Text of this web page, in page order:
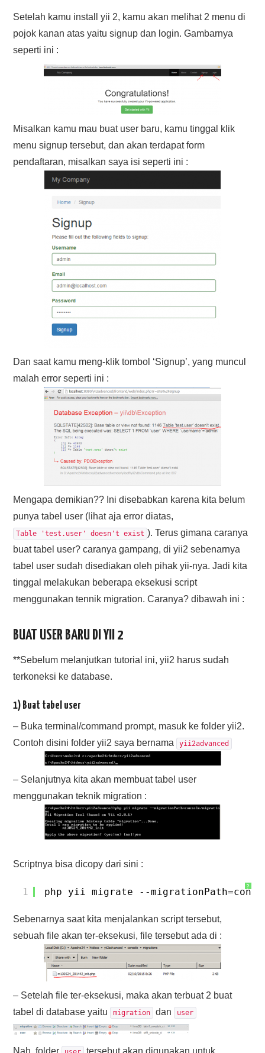
Setelah kamu install yii 2, kamu akan melihat 2 menudi
pojok kanan atas yaitu signup dan login. Gambarnya
seperti ini :
Misalkan kamu mau buat user baru, kamu tinggal klik
menu signup tersebut, dan akan terdapat form
pendaftaran, misalkan saya isi seperti ini :
Dan saat kamu meng-klik tombol ‘Signup’, yang muncul
malah error seperti ini :
Mengapa demikian?? Ini disebabkan karena kita belum
punya tabel user (lihat aja error diatas,
Table 'test.user' doesn't exist ). Terus gimana caranya
buat tabel user? caranya gampang, di yii2 sebenarnya
tabel user sudah disediakan oleh pihak yii-nya. Jadi kita
tinggal melakukan beberapa eksekusi script
menggunakan tennik migration. Caranya? dibawah ini :
BUAT USER BARU DI YII 2
**Sebelum melanjutkan tutorial ini, yii2 harus sudah
terkoneksi ke database.
1) Buat tabel user
– Buka terminal/command prompt, masuk ke folder yii2.
Contoh disini folder yii2 saya bernama
yii2advanced
– Selanjutnya kita akan membuat tabel user
menggunakan teknik migration :
Scriptnya bisa dicopy dari sini :
?
1 php yii migrate --
Sebenarnya saat kita menjalankan script tersebut,
sebuah file akan ter-eksekusi, file tersebut ada di :
– Setelah file ter-eksekusi, maka akan terbuat 2 buat
tabel di database yaitu
migration dan user